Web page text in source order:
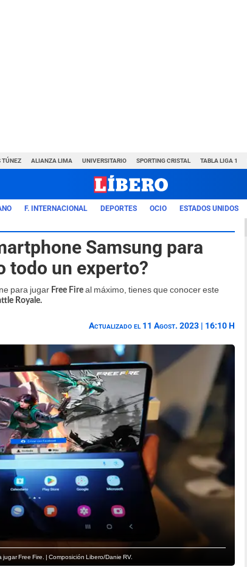
TÚNEZ ALIANZA LIMA UNIVERSITARIO SPORTING CRISTAL TABLA LIGA 1
F. INTERNACIONAL DEPORTES OCIO ESTADOS UNIDOS
Samsung para
todo un experto?
para jugar Free Fire al máximo, tienes que conocer este
Royale.
Actualizado el 11 Agost. 2023 | 16:10 H
Free Fire. | Composición Libero/Danie RV.